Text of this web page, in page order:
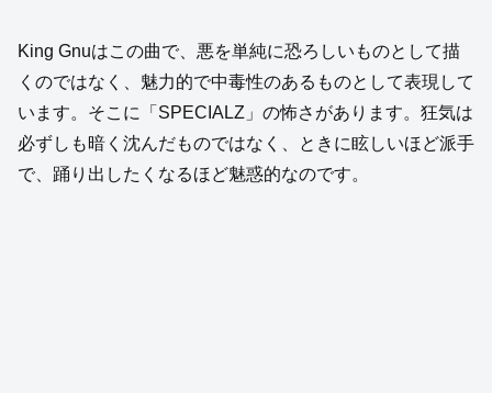
King Gnuはこの曲で、悪を単純に恐ろしいものとして描
くのではなく、魅力的で中毒性のあるものとして表現して
います。そこに「SPECIALZ」の怖さがあります。狂気は
必ずしも暗く沈んだものではなく、ときに眩しいほど派手
で、踊り出したくなるほど魅惑的なのです。